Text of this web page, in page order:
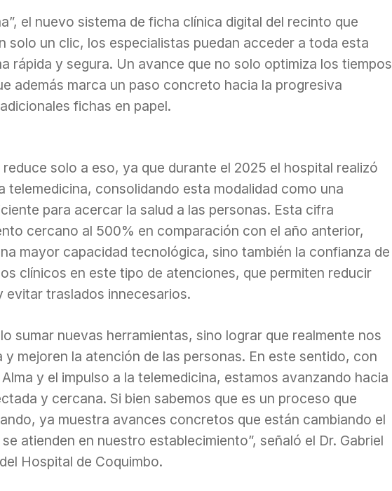
el nuevo sistema de ficha clínica digital del recinto que
solo un clic, los especialistas puedan acceder a toda esta
rápida y segura. Un avance que no solo optimiza los tiempos
además marca un paso concreto hacia la progresiva
fichas en papel.
solo a eso, ya que durante el 2025 el hospital realizó
telemedicina, consolidando esta modalidad como una
para acercar la salud a las personas. Esta cifra
cercano al 500% en comparación con el año anterior,
mayor capacidad tecnológica, sino también la confianza de
clínicos en este tipo de atenciones, que permiten reducir
evitar traslados innecesarios.
sumar nuevas herramientas, sino lograr que realmente nos
y mejoren la atención de las personas. En este sentido, con
y el impulso a la telemedicina, estamos avanzando hacia
y cercana. Si bien sabemos que es un proceso que
ya muestra avances concretos que están cambiando el
atienden en nuestro establecimiento”, señaló el Dr. Gabriel
Hospital de Coquimbo.